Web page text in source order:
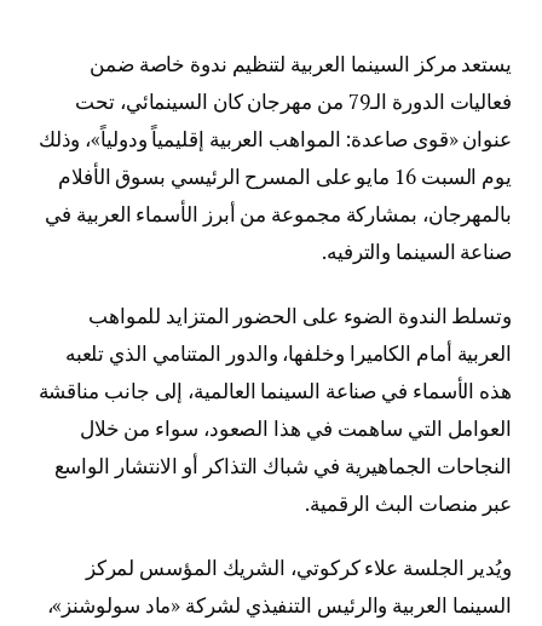
يستعد مركز السينما العربية لتنظيم ندوة خاصة ضمن
فعاليات الدورة الـ79 من
مهرجان كان السينمائي، تحت
عنوان «قوى صاعدة: المواهب العربية إقليمياً ودولياً»، وذلك
يوم السبت 16 مايو على المسرح الرئيسي بسوق الأفلام
بالمهرجان، بمشاركة مجموعة من أبرز الأسماء العربية في
صناعة السينما والترفيه.
وتسلط الندوة الضوء على الحضور المتزايد للمواهب
العربية أمام الكاميرا وخلفها، والدور المتنامي الذي تلعبه
هذه الأسماء في صناعة السينما العالمية، إلى جانب مناقشة
العوامل التي ساهمت في هذا الصعود، سواء من خلال
النجاحات الجماهيرية في شباك التذاكر أو الانتشار الواسع
عبر منصات البث الرقمية.
ويُدير الجلسة علاء كركوتي، الشريك المؤسس لمركز
السينما العربية والرئيس التنفيذي لشركة «ماد سولوشنز»،